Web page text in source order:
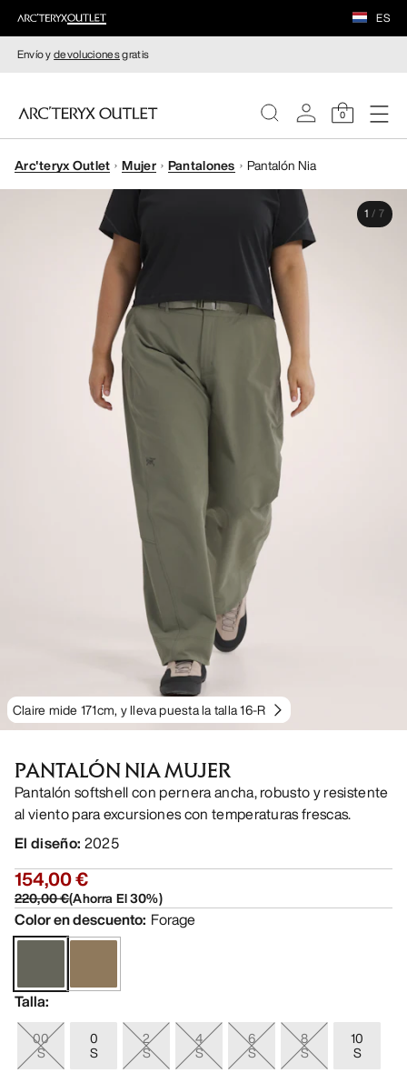
ES
Envío ydevolucionesgratis
0
MUJERE
HOMBRE
Arc'teryx Outlet Mujer Pantalones Pantalón Nia
Claire mide 171cm, y lleva puesta la talla 16-R
1 / 7
PANTALÓN NIA MUJER
Pantalón softshell con pernera ancha, robusto y resistente
al viento para excursiones con temperaturas frescas.
El diseño: 2025
154,00 €
220,00 €(Ahorra El30%)
Color en descuento: Forage
Talla:
00
S
0
S
2
S
4
S
6
S
8
S
10
S